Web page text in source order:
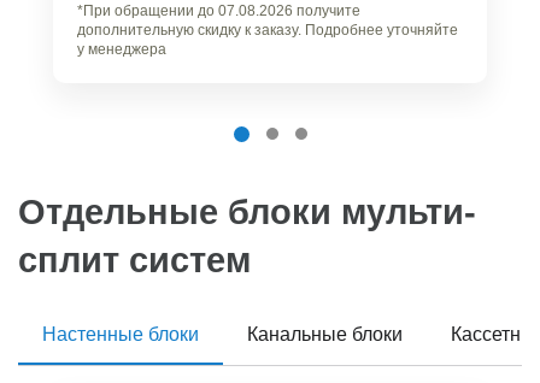
*При обращении до 07.08.2026 получите
дополнительную скидку к заказу. Подробнее уточняйте
у менеджера
Отдельные блоки мульти-
сплит систем
Настенные блоки Канальные блоки